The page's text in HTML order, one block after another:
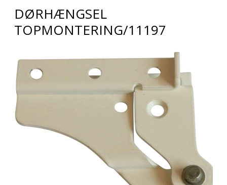
DØRHÆNGSEL
TOPMONTERING/11197